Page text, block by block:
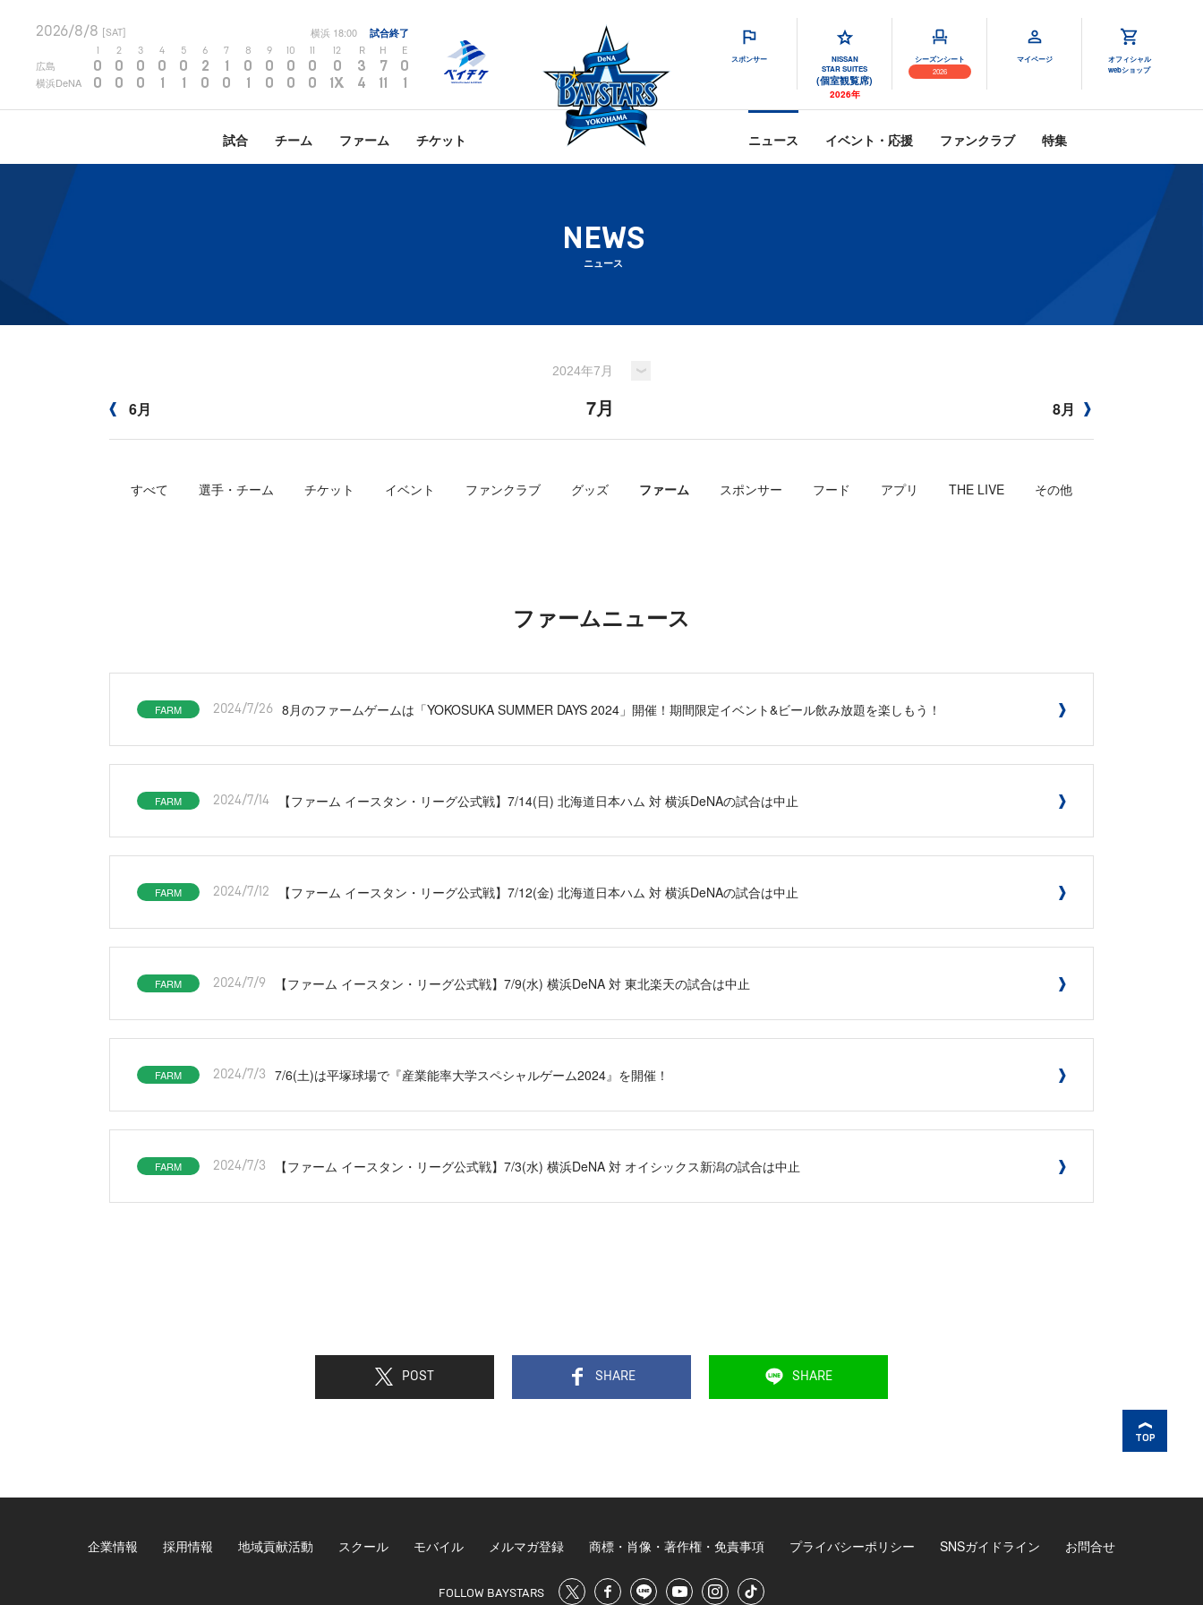
2026/8/8 [SAT] 横浜 18:00 試合終了
2 3 4 5 6 7 8 9 10 12 R H E
広島 0 0 0 0 0 2 1 0 0 0 0 0 3 7 0
横浜DeNA 0 0 0 1 1 0 0 1 0 0 0 1X 4 11 1
スポンサー
NISSAN
STAR SUITES
(個室観覧席)
2026年
シーズンシート
2026
マイページ
オフィシャル
webショップ
試合 チーム ファーム チケット ニュース イベント・応援 ファンクラブ 特集
NEWS
ニュース
6月 7月 8月
すべて 選手・チーム チケット イベント ファンクラブ グッズ ファーム スポンサー フード アプリ THE LIVE その他
ファームニュース
FARM 2024/7/26 8月のファームゲームは「YOKOSUKA SUMMER DAYS 2024」開催！期間限定イベント&ビール飲み放題を楽しもう！
FARM 2024/7/14 【ファーム イースタン・リーグ公式戦】7/14(日) 北海道日本ハム 対 横浜DeNAの試合は中止
FARM 2024/7/12 【ファーム イースタン・リーグ公式戦】7/12(金) 北海道日本ハム 対 横浜DeNAの試合は中止
FARM 2024/7/9 【ファーム イースタン・リーグ公式戦】7/9(水) 横浜DeNA 対 東北楽天の試合は中止
FARM 2024/7/3 7/6(土)は平塚球場で『産業能率大学スペシャルゲーム2024』を開催！
FARM 2024/7/3 【ファーム イースタン・リーグ公式戦】7/3(水) 横浜DeNA 対 オイシックス新潟の試合は中止
POST SHARE SHARE
TOP
企業情報 採用情報 地域貢献活動 スクール モバイル メルマガ登録 商標・肖像・著作権・免責事項 プライバシーポリシー SNSガイドライン お問合せ
FOLLOW BAYSTARS